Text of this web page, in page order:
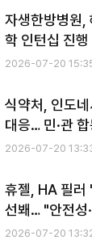
자생한방병원,
학 인턴십 진행
2026-07-20
식약처, 인도
대응… 민·관
2026-07-20
휴젤, HA 필러
선봬… "안전성
2026-07-20